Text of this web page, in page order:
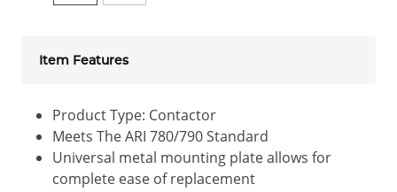
Item Features
Product Type: Contactor
Meets The ARI 780/790 Standard
Universal metal mounting plate allows for
complete ease of replacement